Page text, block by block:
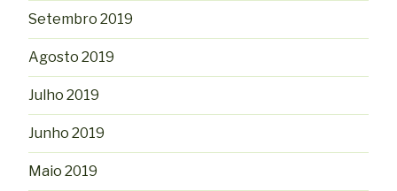
Setembro 2019
Agosto 2019
Julho 2019
Junho 2019
Maio 2019